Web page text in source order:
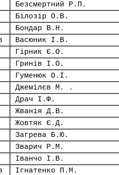
Безсмертний Р.П.
Білозір О.В.
Бондар В.Н.
Васюник І.В.
Гірник Є.О.
Гринів І.О.
Гуменюк О.І.
Джемілєв М. .
Драч І.Ф.
Жванія Д.В.
Жовтяк Є.Д.
Загрева Б.Ю.
Зварич Р.М.
Іванчо І.В.
Ігнатенко П.М.